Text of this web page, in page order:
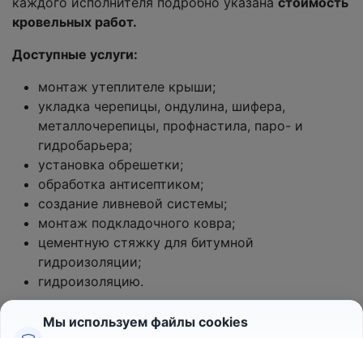
кровельных работ.
Доступные услуги:
монтаж утеплителе крыши;
укладка черепицы, ондулина, шифера,
металлочерепицы, профнастила, паро- и
гидробарьера;
установка обрешетки;
обработка антисептиком;
создание ливневой системы;
монтаж подкладочного ковра;
цементную стяжку для битумной
гидроизоляции;
гидроизоляцию.
Мы используем файлы cookies